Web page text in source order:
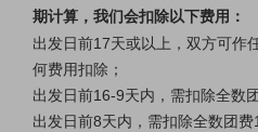
期计算，我们会扣除以下费用：
出发日前17天或以上，双方可作
何费用扣除；
出发日前16-9天内，需扣除全数
出发日前8天内，需扣除全数团费